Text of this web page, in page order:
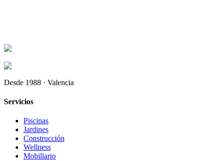
Desde 1988 · Valencia
Servicios
Piscinas
Jardines
Construcción
Wellness
Mobiliario